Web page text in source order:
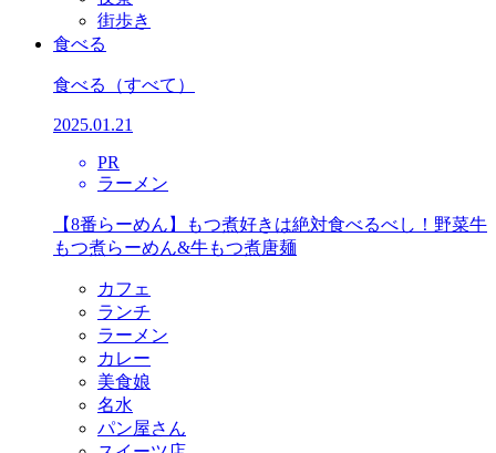
街歩き
食べる
食べる （すべて）
2025.01.21
PR
ラーメン
【8番らーめん】もつ煮好きは絶対食べるべし！野菜牛
もつ煮らーめん&牛もつ煮唐麺
カフェ
ランチ
ラーメン
カレー
美食娘
名水
パン屋さん